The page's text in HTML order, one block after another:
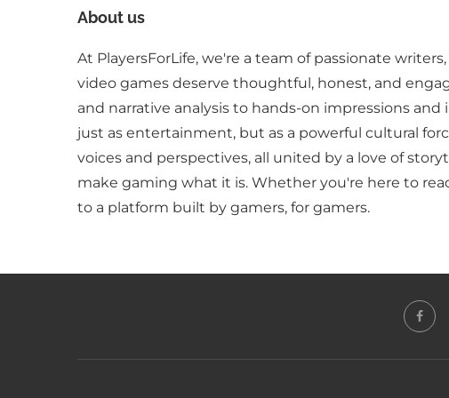
About us
At PlayersForLife, we're a team of passionate
video games deserve thoughtful, honest, and
and narrative analysis to hands-on impressions
just as entertainment, but as a powerful cultural
voices and perspectives, all united by a love of
make gaming what it is. Whether you're here to
to a platform built by gamers, for gamers.